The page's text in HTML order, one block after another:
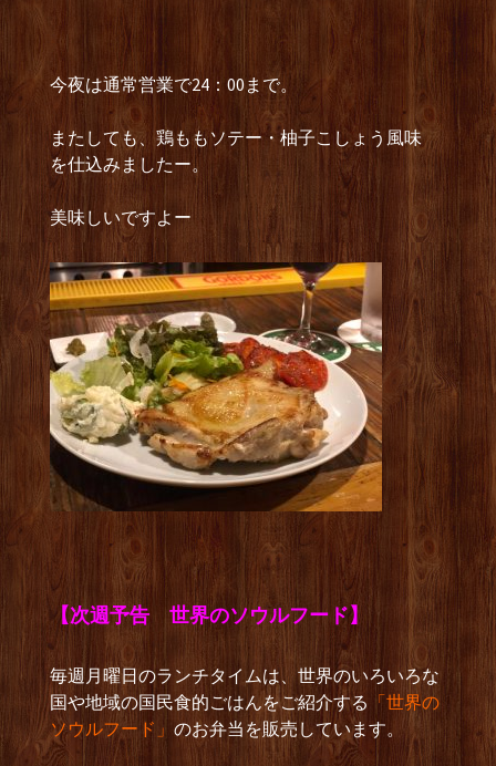
今夜は通常営業で24：00まで。
またしても、鶏ももソテー・柚子こしょう風味
を仕込みましたー。
美味しいですよー
【次週予告 世界のソウルフード】
毎週月曜日のランチタイムは、世界のいろいろな
国や地域の国民食的ごはんをご紹介する 「世界の
ソウルフード」 のお弁当を販売しています。